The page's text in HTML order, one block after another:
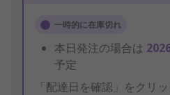
一時的に在庫切れ
本日発注の場合は
予定
「配達日を確認」をクリ